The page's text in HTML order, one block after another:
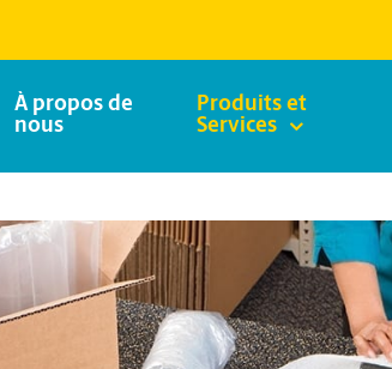
À propos de
nous
Produits et
Services